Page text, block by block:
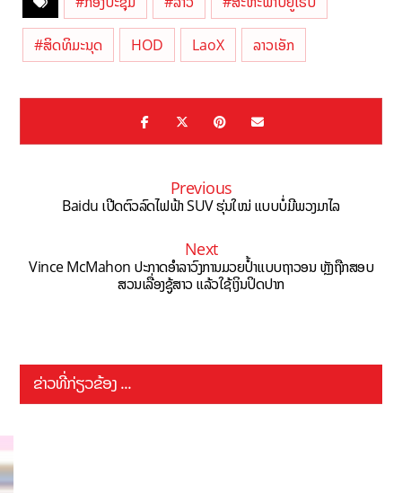
#ສິດທິມະນຸດ HOD LaoX ລາວເອັກ
Previous
Baidu ເປີດຕົວລົດໄຟຟ້າ SUV ຮຸ່ນໃໝ່ ແບບບໍ່ມີພວງມາໄລ
Next
Vince McMahon ປະກາດອຳລາວົງການມວຍປໍ້າແບບຖາວອນ ຫຼັງຖືກສອບ
ສວນເລື່ອງຊູ້ສາວ ແລ້ວໃຊ້ເງິນປິດປາກ
ຂ່າວທີ່ກ່ຽວຂ້ອງ ...